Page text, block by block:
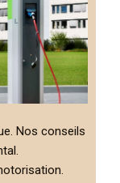
Nos conseils